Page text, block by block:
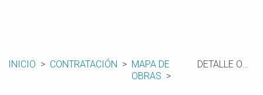
INICIO CONTRATACIÓN
MAPA DE
OBRAS
DETALLE OBRAS